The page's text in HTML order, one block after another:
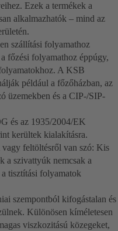
Ezek a termékek a
alkalmazhatók – mind az
szállítási folyamathoz
főzési folyamathoz éppúgy,
A KSB
például a főzőházban, az
üzemekben és a CIP-/SIP-
és az 1935/2004/EK
kerültek kialakításra.
feltöltésről van szó: Kis
a szivattyúk nemcsak a
a tisztítási folyamatok
szempontból kifogástalan és
Különösen kíméletesen
viszkozitású közegeket,